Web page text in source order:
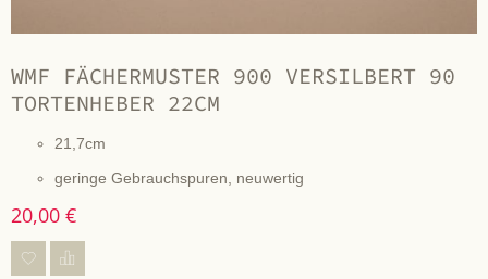
WMF FÄCHERMUSTER 900 VERSILBERT 90
TORTENHEBER 22CM
21,7cm
geringe Gebrauchspuren, neuwertig
20,00 €